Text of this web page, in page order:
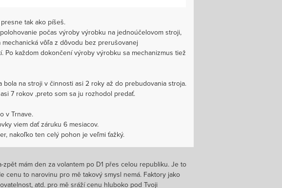
tak ako píšeš.
počas výroby výrobku na jednoúčelovom stroji,
mechanická vôľa z dôvodu bez prerušovanej
Po každom dokončení výroby výrobku sa mechanizmus tiež
bola na stroji v činnosti asi 2 roky až do prebudovania stroja.
7 rokov ,preto som sa ju rozhodol predať.
v Trnave.
viem dať záruku 6 mesiacov.
nakoľko ten celý pohon je veľmi ťažký.
zpět mám den za volantem po D1 přes celou republiku. Je to
cenu to narovinu pro mě takový smysl nemá. Faktory jako
atd. pro mě sráží cenu hluboko pod Tvoji